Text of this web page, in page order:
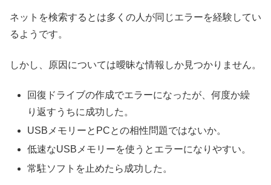
ネットを検索するとは多くの人が同じエラーを経験してい
るようです。
しかし、原因については曖昧な情報しか見つかりません。
回復ドライブの作成でエラーになったが、何度か繰
り返すうちに成功した。
USBメモリーとPCとの相性問題ではないか。
低速なUSBメモリーを使うとエラーになりやすい。
常駐ソフトを止めたら成功した。